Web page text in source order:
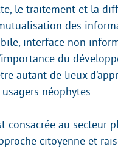
le traitement et la
des
interface non
du
autant de lieux
néophytes.
consacrée au secteur
citoyenne et